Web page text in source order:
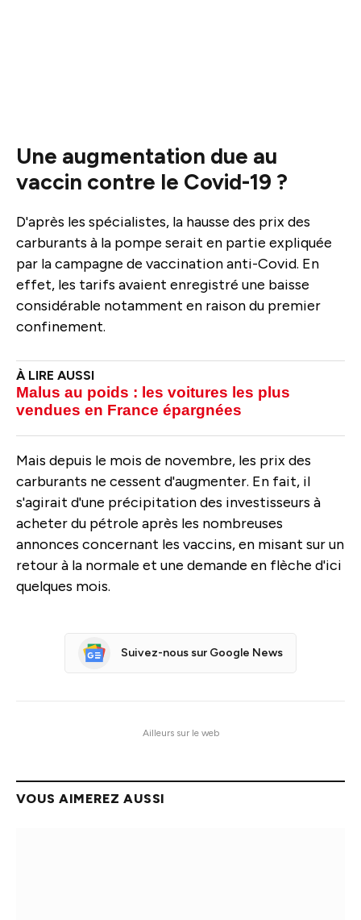
Une augmentation due au
vaccin contre le Covid-19 ?
D'après les spécialistes, la hausse des prix des
carburants à la pompe serait en partie expliquée
par la campagne de vaccination anti-Covid. En
effet, les tarifs avaient enregistré une baisse
considérable notamment en raison du premier
confinement.
Malus au poids : les voitures les plus
vendues en France épargnées
Mais depuis le mois de novembre, les prix des
carburants ne cessent d'augmenter. En fait, il
s'agirait d'une précipitation des investisseurs à
acheter du pétrole après les nombreuses
annonces concernant les vaccins, en misant sur un
retour à la normale et une demande en flèche d'ici
quelques mois.
Suivez-nous sur Google News
Ailleurs sur le web
VOUS AIMEREZ AUSSI